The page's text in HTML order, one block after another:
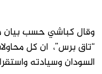
وقال كباشي حسب بيان
“تاق برس”، ان كل
السودان وسيادته